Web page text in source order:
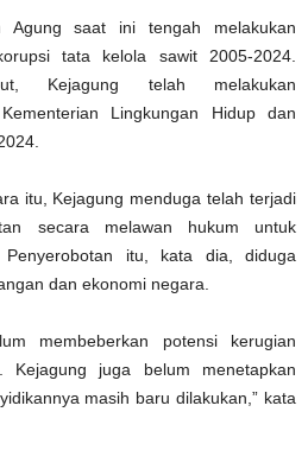
Agung saat ini tengah melakukan
tata kelola sawit 2005-2024.
Kejagung telah melakukan
Lingkungan Hidup dan
itu, Kejagung menduga telah terjadi
secara melawan hukum untuk
itu, kata dia, diduga
dan ekonomi negara.
membeberkan potensi kerugian
juga belum menetapkan
masih baru dilakukan,” kata